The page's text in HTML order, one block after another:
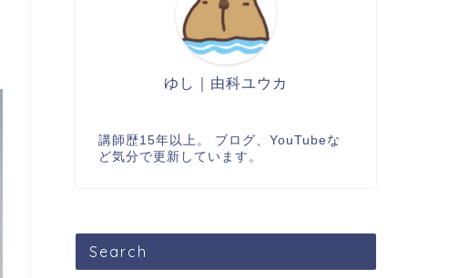
ゆし｜由科ユウカ
講師歴15年以上。 ブログ、YouTubeな
ど気分で更新しています。
Search